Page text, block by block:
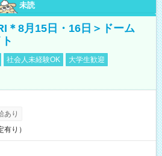
未読
＊8月15日・16日＞ドーム
社会人未経験OK
大学生歓迎
あり
り）